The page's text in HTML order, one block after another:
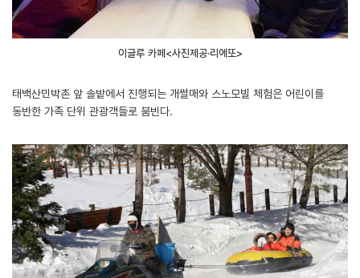
이글루 카페<사진제공·리에또>
태백산민박촌 앞 솔밭에서 진행되는 개썰매와 스노모빌 체험은 어린이를
동반한 가족 단위 관광객들로 붐빈다.